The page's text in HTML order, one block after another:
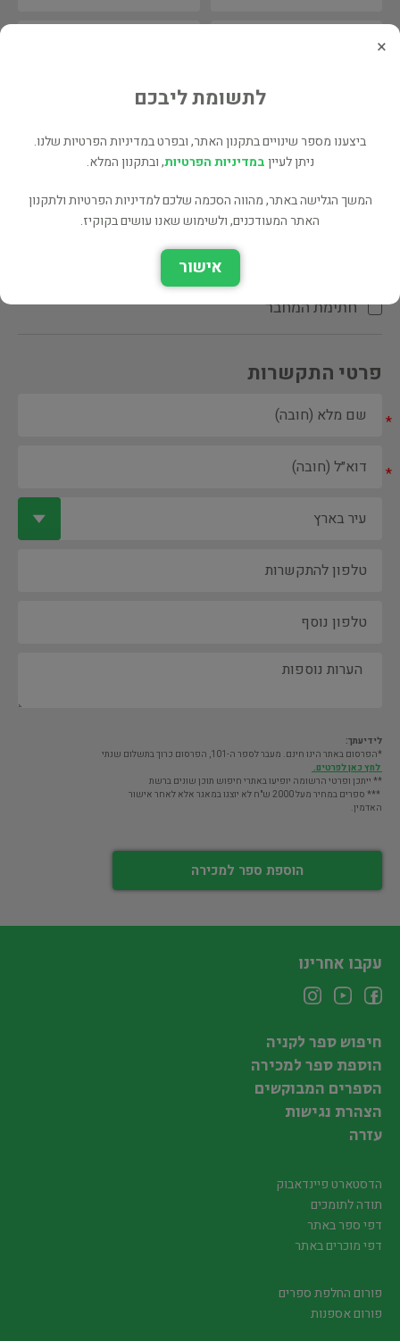
הקדשת המחבר\המתרגם
חתימת המחבר
פרטי התקשרות
*
*
לידיעתך:
*הפרסום באתר הינו חינם. מעבר לספר ה-101, הפרסום כרוך בתשלום שנתי
לחץ כאן לפרטים.
** ייתכן ופרטי הרשומה יופיעו באתרי חיפוש תוכן שונים ברשת
*** ספרים במחיר מעל 2000 ש"ח לא יוצגו במאגר אלא לאחר אישור
האדמין.
הוספת ספר למכירה
×
לתשומת ליבכם
ביצענו מספר שינויים בתקנון האתר, ובפרט במדיניות הפרטיות שלנו.
ניתן לעייןבמדיניות הפרטיות, ובתקנון המלא.
המשך הגלישה באתר, מהווה הסכמה שלכם למדיניות הפרטיות ולתקנון
האתר המעודכנים, ולשימוש שאנו עושים בקוקיז.
אישור
עקבו אחרינו
חיפוש ספר לקניה
הוספת ספר למכירה
הספרים המבוקשים
הצהרת נגישות
עזרה
הדסטארט פיינדאבוק
תודה לתומכים
דפי ספר באתר
דפי מוכרים באתר
פורום החלפת ספרים
פורום אספנות